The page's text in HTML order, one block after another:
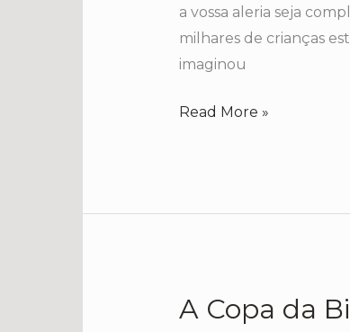
a vossa aleria seja
milhares de crianças
imaginou
Read More »
A Copa da
A